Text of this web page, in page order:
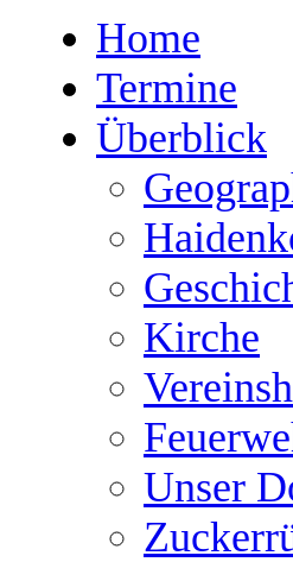
Home
Termine
Überblick
Kirche
Unser